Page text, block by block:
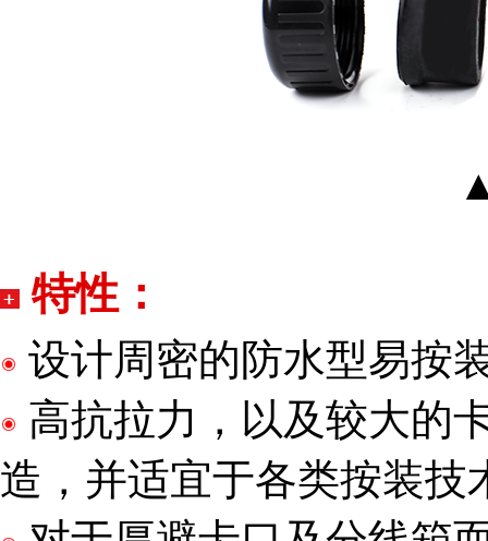
特性：
设计周密的防水型易按
高抗拉力，以及较大的
造，并适宜于各类按装技